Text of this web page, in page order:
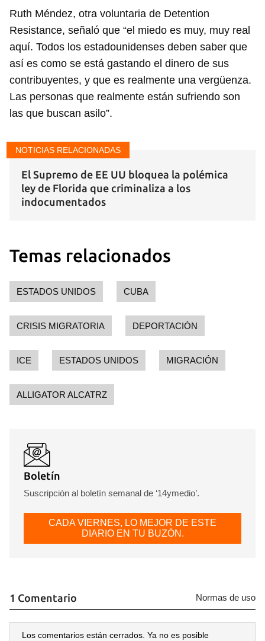
iniciar sesión con tu cuenta de 14ymedio.
INICIAR SESIÓN CANCELAR
Ruth Méndez, otra voluntaria de Detention
Resistance, señaló que “el miedo es muy, muy real
aquí. Todos los estadounidenses deben saber que
así es como se está gastando el dinero de sus
contribuyentes, y que es realmente una vergüenza.
Las personas que realmente están sufriendo son
las que buscan asilo”.
NOTICIAS RELACIONADAS
El Supremo de EE UU bloquea la polémica
ley de Florida que criminaliza a los
indocumentados
Temas relacionados
ESTADOS UNIDOS CUBA
CRISIS MIGRATORIA DEPORTACIÓN
ICE ESTADOS UNIDOS MIGRACIÓN
ALLIGATOR ALCATRZ
Boletín
Suscripción al boletín semanal de ‘14ymedio’.
CADA VIERNES, LO MEJOR DE ESTE
DIARIO EN TU BUZÓN.
1 Comentario Normas de uso
Los comentarios están cerrados. Ya no es posible